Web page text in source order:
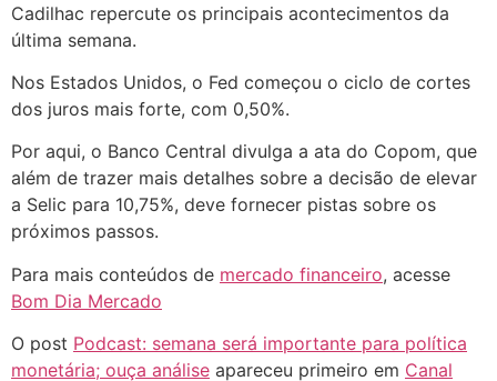
Cadilhac repercute os principais acontecimentos da
última semana.
Nos Estados Unidos, o Fed começou o ciclo de cortes
dos juros mais forte, com 0,50%.
Por aqui, o Banco Central divulga a ata do Copom, que
além de trazer mais detalhes sobre a decisão de elevar
a Selic para 10,75%, deve fornecer pistas sobre os
próximos passos.
Para mais conteúdos de mercado financeiro, acesse
Bom Dia Mercado
O post Podcast: semana será importante para política
monetária; ouça análise apareceu primeiro em Canal